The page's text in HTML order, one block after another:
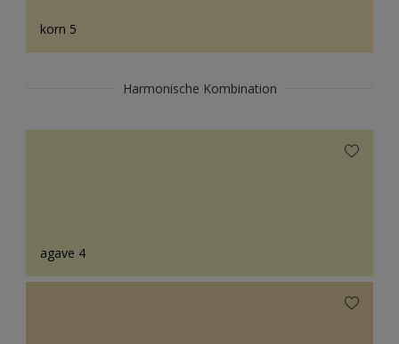
korn 5
Harmonische Kombination
agave 4